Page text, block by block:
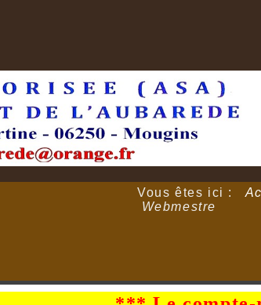
Vous êtes ici :
Webmestre